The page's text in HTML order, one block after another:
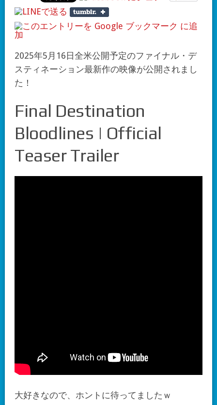
2025年5月16日全米公開予定のファイナル・デ
スティネーション最新作の映像が公開されまし
た！
Final Destination
Bloodlines | Official
Teaser Trailer
大好きなので、ホントに待ってましたｗ